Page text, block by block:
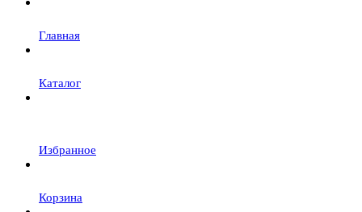
Главная
Каталог
Избранное
Корзина